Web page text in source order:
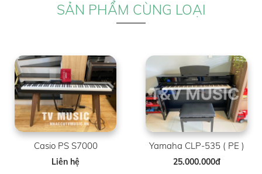
SẢN PHẨM CÙNG LOẠI
Casio PS S7000
Liên hệ
Yamaha CLP-535 ( PE )
25.000.000đ